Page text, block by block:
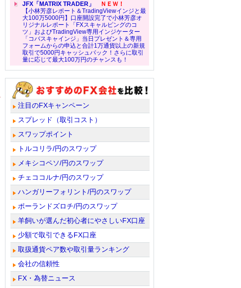
JFX「MATRIX TRADER」
ＮＥＷ！
【小林芳彦レポート＆TradingViewインジと最
大100万5000円】口座開設完了で小林芳彦オ
リジナルレポート「FXスキャルピングのコ
ツ」およびTradingView専用インジケーター
「コバスキャインジ」当日プレゼント＆専用
フォームからの申込と合計1万通貨以上の新規
取引で5000円キャッシュバック！さらに取引
量に応じて最大100万円のチャンスも！
注目のFXキャンペーン
スプレッド（取引コスト）
スワップポイント
トルコリラ/円のスワップ
メキシコペソ/円のスワップ
チェココルナ/円のスワップ
ハンガリーフォリント/円のスワップ
ポーランドズロチ/円のスワップ
羊飼いが選んだ初心者にやさしいFX口座
少額で取引できるFX口座
取扱通貨ペア数や取引量ランキング
会社の信頼性
FX・為替ニュース